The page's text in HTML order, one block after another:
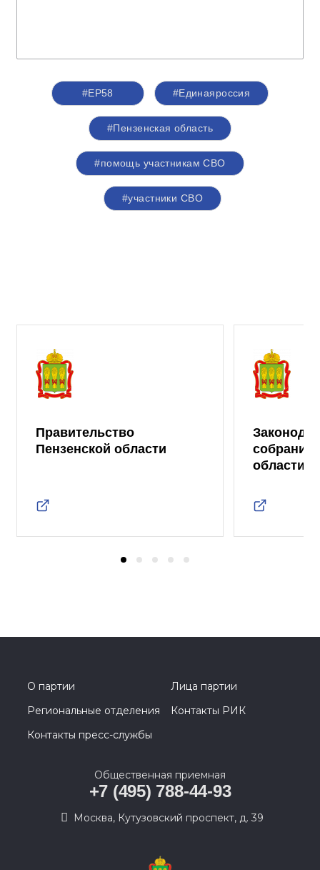
#ЕР58 #Единаяроссия
#Пензенская область
#помощь участникам СВО
#участники СВО
Правительство
Пензенской области
собрание
области
О партии
Лица партии
Региональные отделения
Контакты РИК
Контакты пресс-службы
Общественная приемная
+7 (495) 788-44-93
Москва, Кутузовский проспект, д. 39